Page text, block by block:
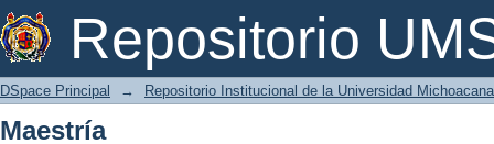
Repositorio
Maestría
DSpace Principal → Repositorio Institucional de la Universidad
Maestría